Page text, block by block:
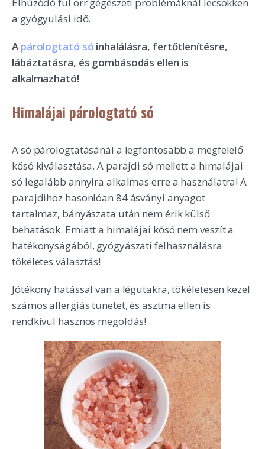
a gyógyulási idő.
Apárologtató só inhalálásra, fertőtlenítésre,
lábáztatásra, és gombásodás ellen is
alkalmazható!
Himalájai párologtató só
A só párologtatásánál a legfontosabb a megfelelő
kősó kiválasztása. A parajdi só mellett a himalájai
só legalább annyira alkalmas erre a használatra! A
parajdihoz hasonlóan 84 ásványi anyagot
tartalmaz, bányászata után nem érik külső
behatások. Emiatt a himalájai kősó nem veszít a
hatékonyságából, gyógyászati felhasználásra
tökéletes választás!
Jótékony hatással van a légutakra, tökéletesen kezel
számos allergiás tünetet, és asztma ellen is
rendkívül hasznos megoldás!